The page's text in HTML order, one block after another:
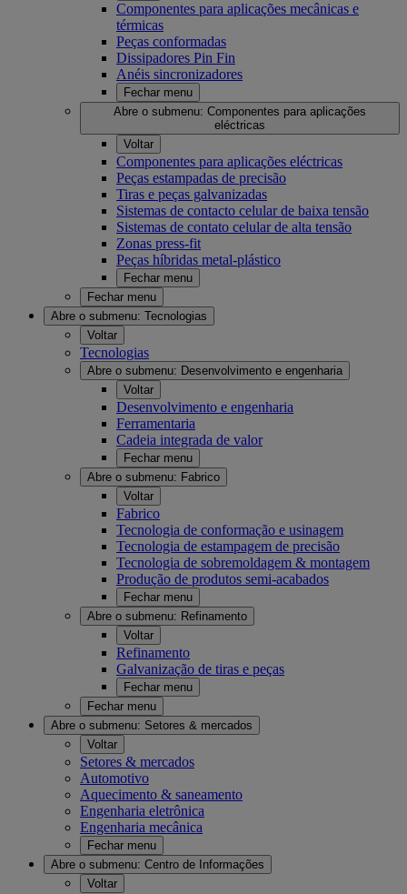
Componentes para aplicações mecânicas e
térmicas
Peças conformadas
Dissipadores Pin Fin
Anéis sincronizadores
Fechar menu
Abre o submenu: Componentes para aplicações
eléctricas
Voltar
Componentes para aplicações eléctricas
Peças estampadas de precisão
Tiras e peças galvanizadas
Sistemas de contacto celular de baixa tensão
Sistemas de contato celular de alta tensão
Zonas press-fit
Peças híbridas metal-plástico
Fechar menu
Fechar menu
Abre o submenu: Tecnologias
Voltar
Tecnologias
Abre o submenu: Desenvolvimento e engenharia
Voltar
Desenvolvimento e engenharia
Ferramentaria
Cadeia integrada de valor
Fechar menu
Abre o submenu: Fabrico
Voltar
Fabrico
Tecnologia de conformação e usinagem
Tecnologia de estampagem de precisão
Tecnologia de sobremoldagem & montagem
Produção de produtos semi-acabados
Fechar menu
Abre o submenu: Refinamento
Voltar
Refinamento
Galvanização de tiras e peças
Fechar menu
Fechar menu
Abre o submenu: Setores & mercados
Voltar
Setores & mercados
Automotivo
Aquecimento & saneamento
Engenharia eletrônica
Engenharia mecânica
Fechar menu
Abre o submenu: Centro de Informações
Voltar